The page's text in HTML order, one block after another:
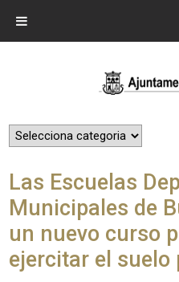
Las Escuelas
Municipales de
un nuevo curso
ejercitar el suelo